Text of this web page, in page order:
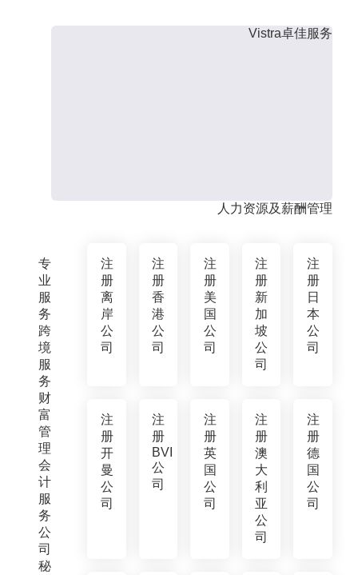
专
业
服
务
跨
境
服
务
财
富
管
理
会
计
服
务
公
司
秘
Vistra卓佳服务
人力资源及薪酬管理
注
册
离
岸
公
司
注
册
香
港
公
司
注
册
美
国
公
司
注
册
新
加
坡
公
司
注
册
日
本
公
司
注
册
开
曼
公
司
注
册
BVI
公
司
注
册
英
国
公
司
注
册
澳
大
利
亚
公
司
注
册
德
国
公
司